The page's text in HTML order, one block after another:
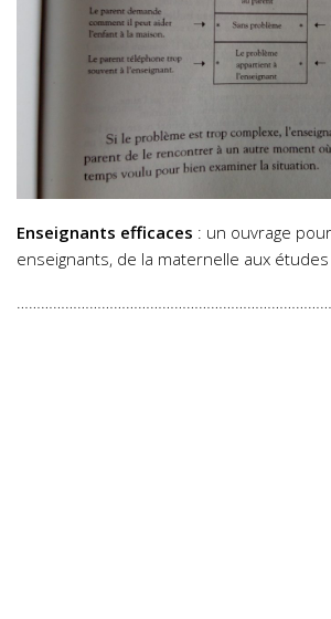
Enseignants efficaces : un ouvrage
enseignants, de la maternelle aux